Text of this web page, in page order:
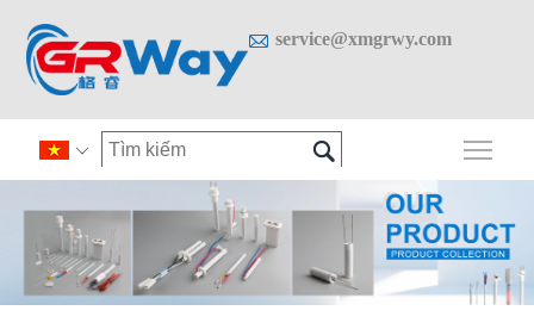
 service@xmgrwy.com
 